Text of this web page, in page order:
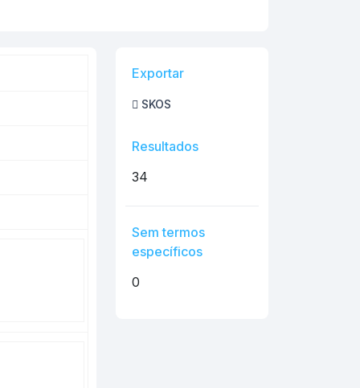
Exportar
SKOS
Resultados
34
Sem termos
específicos
0